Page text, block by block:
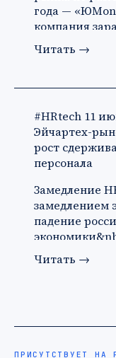
года —
компания
Читать →
#HRtech 11
Эйчартех-
рост
персонала
Замедление
замедлением
падение
ситуации ко…
Читать →
ПРИСУТСТВУЕТ НА